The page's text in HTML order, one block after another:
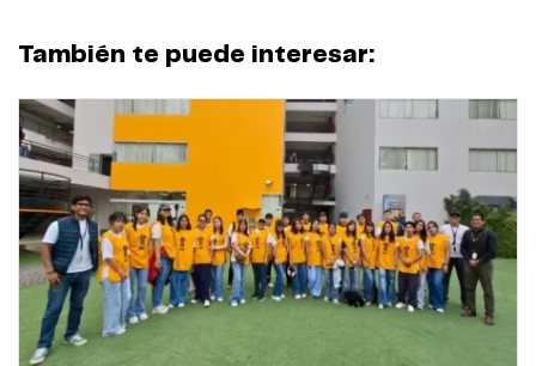
También te puede interesar: